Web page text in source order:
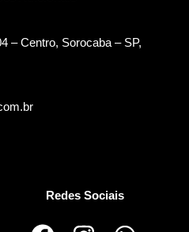
– Centro, Sorocaba – SP,
Redes Sociais